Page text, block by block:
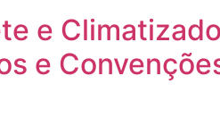
e
e